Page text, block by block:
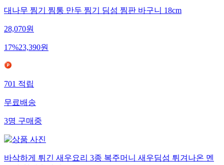
대나무 찜기 찜통 만두 찜기 딤섬 찜판 바구니 18cm
28,070원
17%23,390원
701적립
무료배송
3명구매중
바삭하게 튀긴 새우요리 3종 복주머니 새우딤섬 튀겨나온 멘